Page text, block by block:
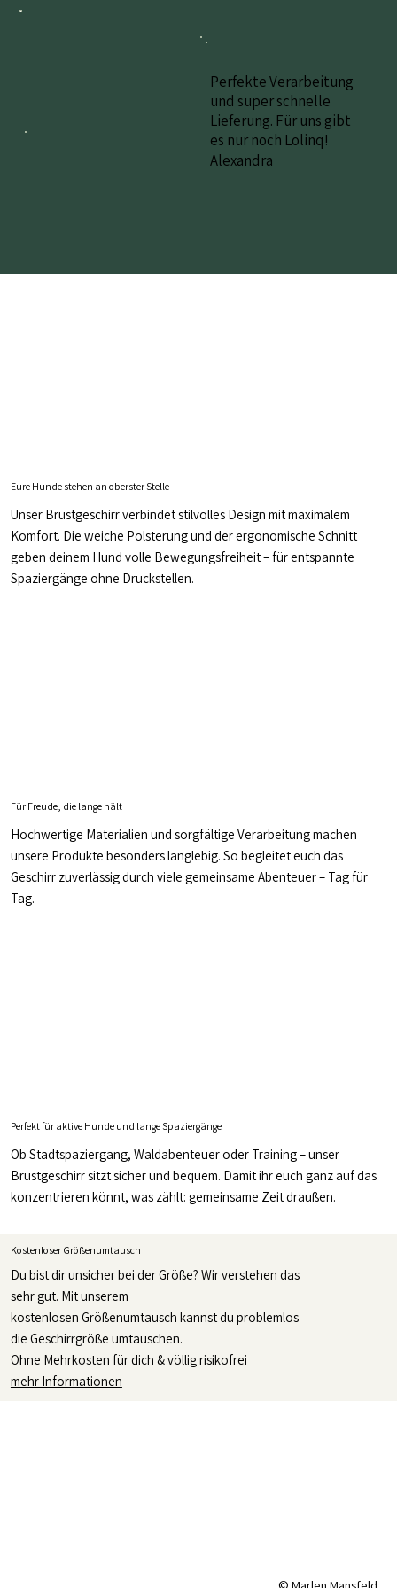
Perfekte Verarbeitung
und super schnelle
Lieferung. Für uns gibt
es nur noch Lolinq!
Alexandra
Eure Hunde stehen an oberster Stelle
Unser Brustgeschirr verbindet stilvolles Design mit maximalem
Komfort. Die weiche Polsterung und der ergonomische Schnitt
geben deinem Hund volle Bewegungsfreiheit – für entspannte
Spaziergänge ohne Druckstellen.
Für Freude, die lange hält
Hochwertige Materialien und sorgfältige Verarbeitung machen
unsere Produkte besonders langlebig. So begleitet euch das
Geschirr zuverlässig durch viele gemeinsame Abenteuer – Tag für
Tag.
Perfekt für aktive Hunde und lange Spaziergänge
Ob Stadtspaziergang, Waldabenteuer oder Training – unser
Brustgeschirr sitzt sicher und bequem. Damit ihr euch ganz auf das
konzentrieren könnt, was zählt: gemeinsame Zeit draußen.
Kostenloser Größenumtausch
Du bist dir unsicher bei der Größe? Wir verstehen das
sehr gut. Mit unserem
kostenlosen Größenumtausch kannst du problemlos
die Geschirrgröße umtauschen.
Ohne Mehrkosten für dich & völlig risikofrei
mehr Informationen
© Marlen Mansfeld